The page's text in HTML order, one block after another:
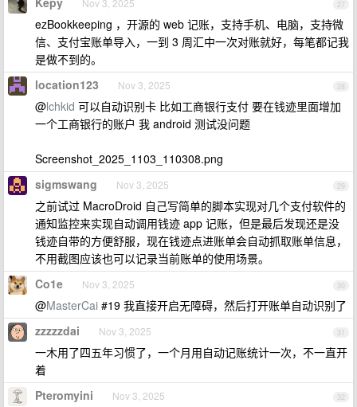
27
Nov 3, 2025
ezBookkeeping ，开源的 web 记账，支持手机、电脑，支持微
信、支付宝账单导入，一到 3 周汇中一次对账就好，每笔都记我
是做不到的。
28
location123 Nov 3, 2025
@lchkid 可以自动识别卡 比如工商银行支付 要在钱迹里面增加
一个工商银行的账户 我 android 测试没问题
Screenshot_2025_1103_110308.png
29
sigmswang Nov 3, 2025
之前试过 MacroDroid 自己写简单的脚本实现对几个支付软件的
通知监控来实现自动调用钱迹 app 记账，但是最后发现还是没
钱迹自带的方便舒服，现在钱迹点进账单会自动抓取账单信息，
不用截图应该也可以记录当前账单的使用场景。
30
Co1e Nov 3, 2025
@MasterCai #19 我直接开启无障碍，然后打开账单自动识别了
31
zzzzzdai Nov 3, 2025
一木用了四五年习惯了，一个月用自动记账统计一次，不一直开
着
32
Pteromyini Nov 3, 2025